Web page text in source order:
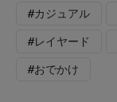
#カジュアル
#レイヤード
#おでかけ